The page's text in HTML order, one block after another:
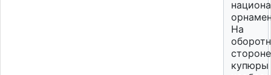
На
стороне
купюры